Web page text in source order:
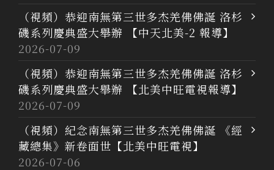
（視頻）恭迎南無第三世多杰羌佛佛誕 洛杉
磯系列慶典盛大舉辦 【中天北美-2 報導】
2026-07-09
（視頻）恭迎南無第三世多杰羌佛佛誕 洛杉
磯系列慶典盛大舉辦 【北美中旺電視報導】
2026-07-09
（視頻）紀念南無第三世多杰羌佛佛誕 《經
藏總集》新卷面世【北美中旺電視】
2026-07-06